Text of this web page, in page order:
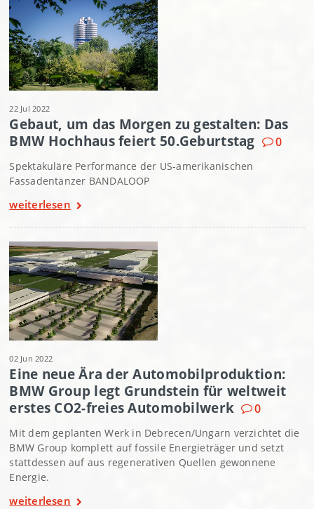
22 Jul 2022
Gebaut, um das Morgen zu gestalten: Das
BMW Hochhaus feiert 50.Geburtstag
0
Spektakuläre Performance der US-amerikanischen
Fassadentänzer BANDALOOP
weiterlesen
02 Jun 2022
Eine neue Ära der Automobilproduktion:
BMW Group legt Grundstein für weltweit
erstes CO2-freies Automobilwerk
0
Mit dem geplanten Werk in Debrecen/Ungarn verzichtet die
BMW Group komplett auf fossile Energieträger und setzt
stattdessen auf aus regenerativen Quellen gewonnene
Energie.
weiterlesen